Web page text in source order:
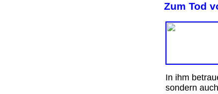
Zum Tod
In ihm
sondern